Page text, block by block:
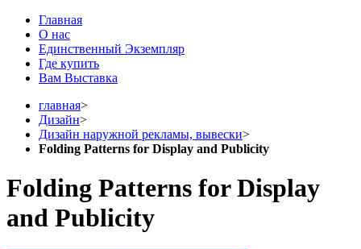
Главная
О нас
Единственный Экземпляр
Где купить
Вам Выставка
главная>
Дизайн>
Дизайн наружной рекламы, вывески>
Folding Patterns for Display and Publicity
Folding Patterns for Display
and Publicity